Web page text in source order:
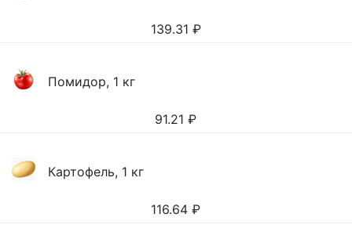
139.31 ₽
Помидор, 1 кг
91.21 ₽
Картофель, 1 кг
116.64 ₽